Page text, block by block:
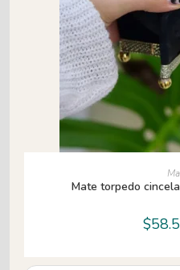
AÑADIR
Mate torpedo
$